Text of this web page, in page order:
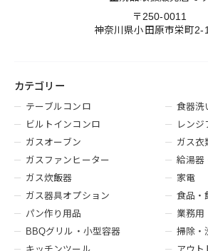
〒250-0011
神奈川県小田原市栄町2-
カテゴリー
テーブルコンロ
ビルトインコンロ
ガスオーブン
ガスファンヒーター
ガス炊飯器
ガス器具オプション
パン作り用品
BBQグリル・小型容器
食器洗
レンジ
ガス衣
給湯器
家電
食品・
業務用
掃除・